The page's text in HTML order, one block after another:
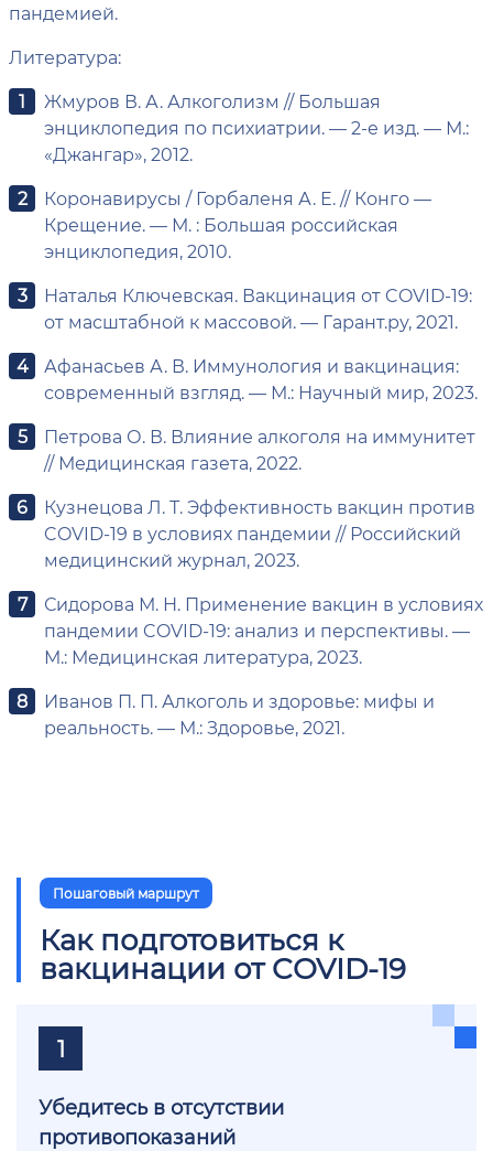
пандемией.
Литература:
Жмуров В. А. Алкоголизм // Большая
энциклопедия по психиатрии. — 2-е изд. — М.:
«Джангар», 2012.
Коронавирусы / Горбаленя А. Е. // Конго —
Крещение. — М. : Большая российская
энциклопедия, 2010.
Наталья Ключевская. Вакцинация от COVID-19:
от масштабной к массовой. — Гарант.ру, 2021.
Афанасьев А. В. Иммунология и вакцинация:
современный взгляд. — М.: Научный мир, 2023.
Петрова О. В. Влияние алкоголя на иммунитет
// Медицинская газета, 2022.
Кузнецова Л. Т. Эффективность вакцин против
COVID-19 в условиях пандемии // Российский
медицинский журнал, 2023.
Сидорова М. Н. Применение вакцин в условиях
пандемии COVID-19: анализ и перспективы. —
М.: Медицинская литература, 2023.
Иванов П. П. Алкоголь и здоровье: мифы и
реальность. — М.: Здоровье, 2021.
Пошаговый маршрут
Как подготовиться к
вакцинации от COVID-19
1
Убедитесь в отсутствии
противопоказаний